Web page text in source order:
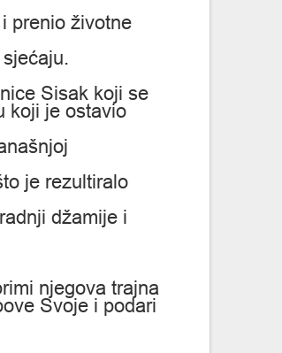
prenio životne
Sisak koji se
koji je ostavio
je rezultiralo
džamije i
njegova trajna
Svoje i podari